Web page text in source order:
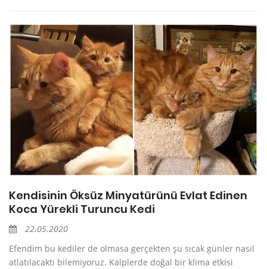
Kendisinin Öksüz Minyatürünü Evlat Edinen
Koca Yürekli Turuncu Kedi
22.05.2020
Efendim bu kediler de olmasa gerçekten şu sıcak günler nasıl
atlatılacaktı bilemiyoruz. Kalplerde doğal bir klima etkisi